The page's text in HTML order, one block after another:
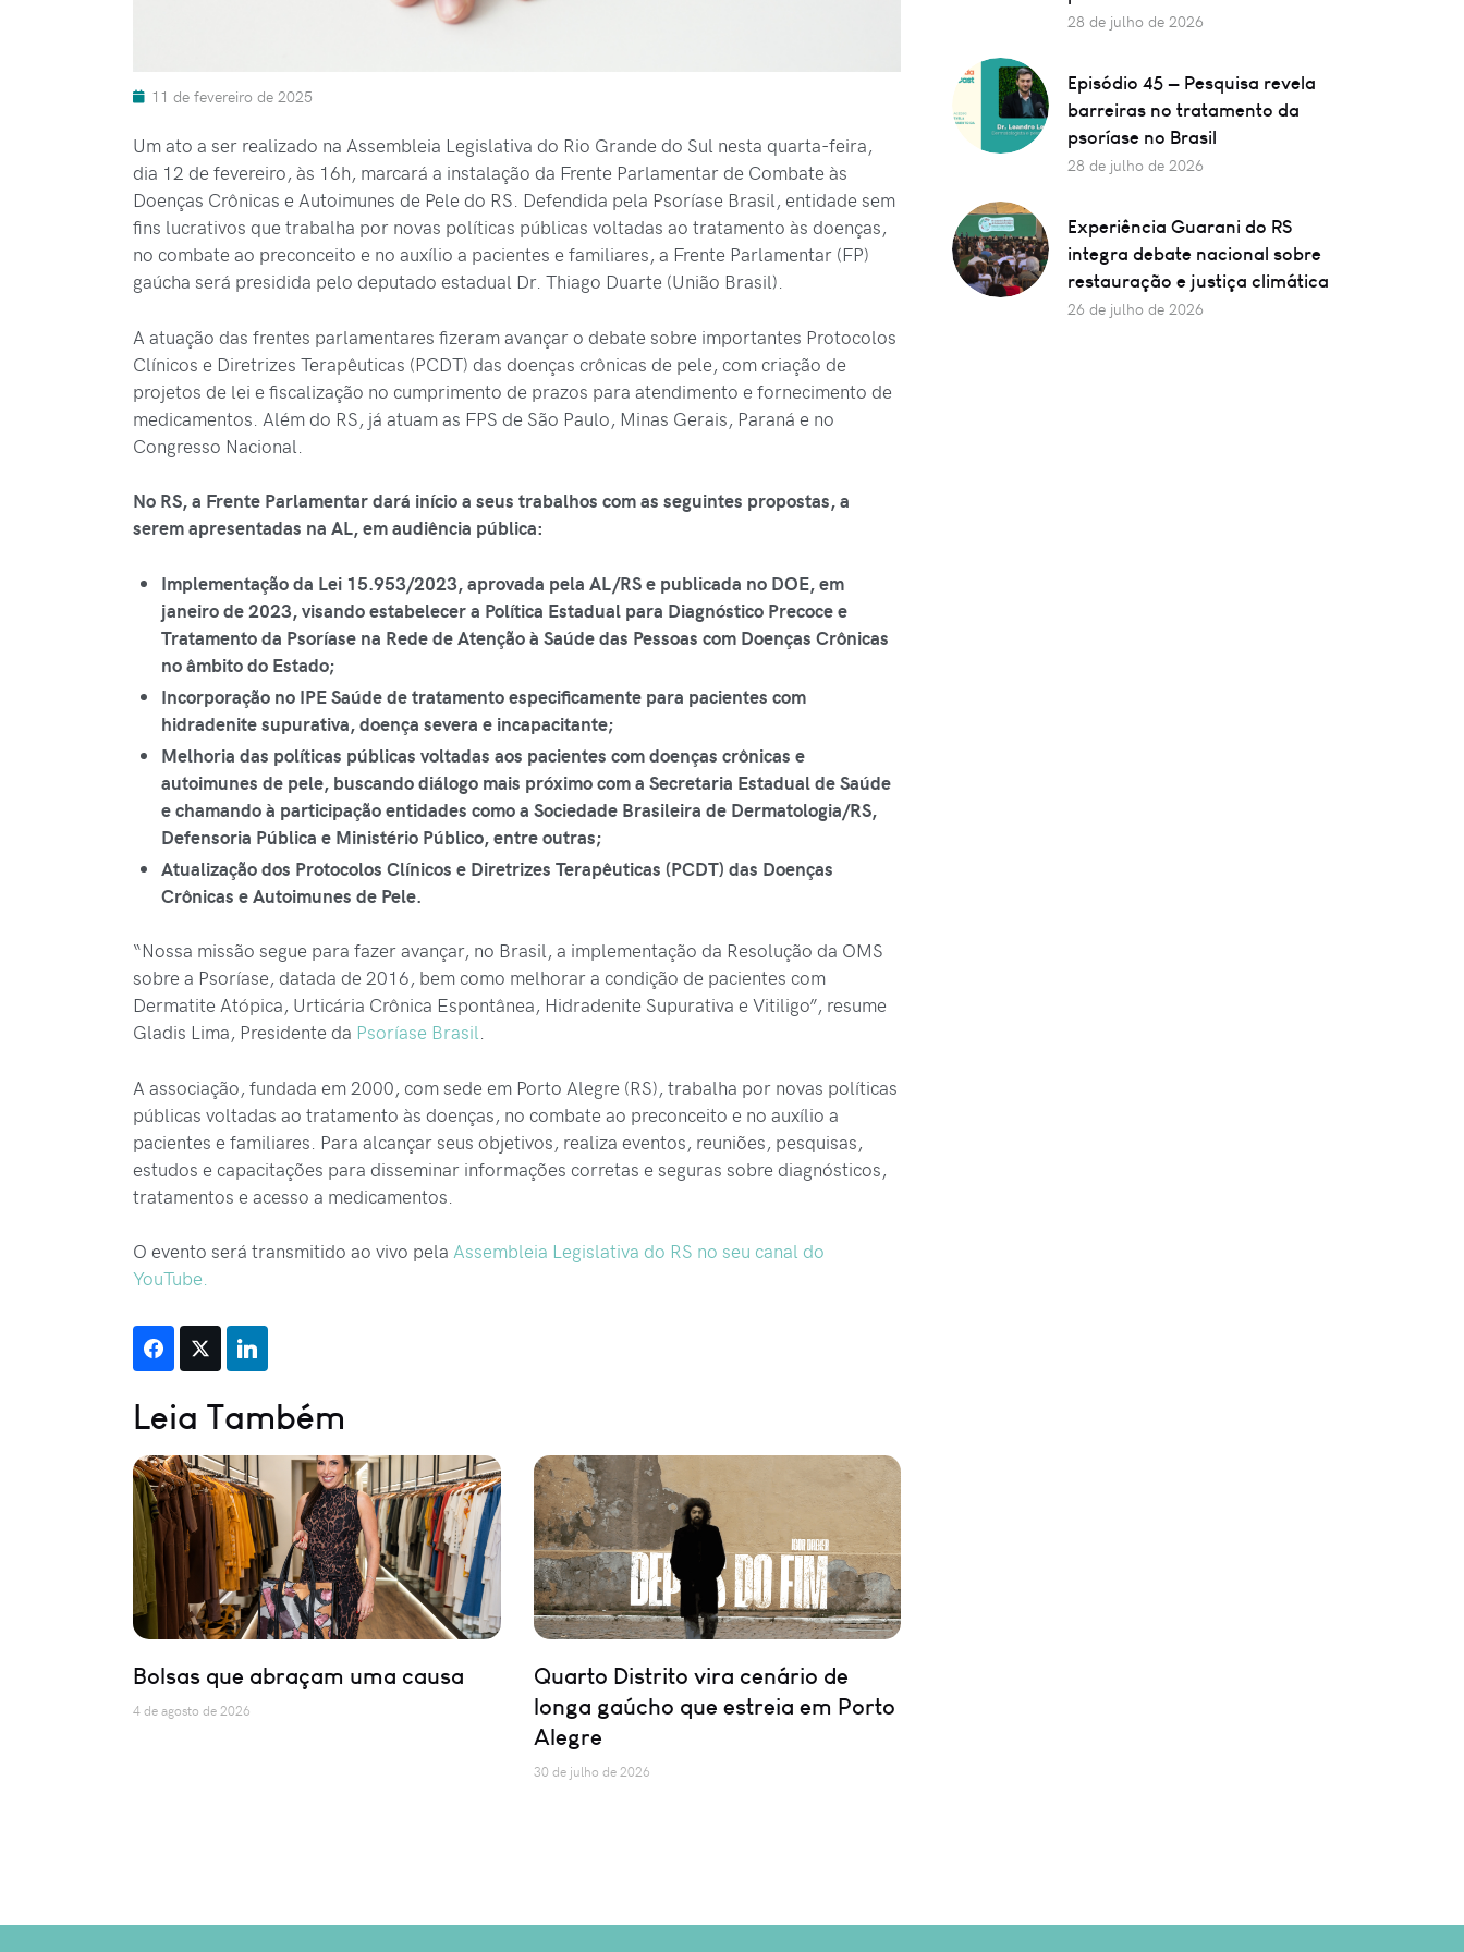
11 de fevereiro de 2025
Um ato a ser realizado na Assembleia Legislativa do Rio Grande do Sul nesta quarta-feira,
dia 12 de fevereiro, às 16h, marcará a instalação da Frente Parlamentar de Combate às
Doenças Crônicas e Autoimunes de Pele do RS. Defendida pela Psoríase Brasil, entidade sem
fins lucrativos que trabalha por novas políticas públicas voltadas ao tratamento às doenças,
no combate ao preconceito e no auxílio a pacientes e familiares, a Frente Parlamentar (FP)
gaúcha será presidida pelo deputado estadual Dr. Thiago Duarte (União Brasil).
A atuação das frentes parlamentares fizeram avançar o debate sobre importantes Protocolos
Clínicos e Diretrizes Terapêuticas (PCDT) das doenças crônicas de pele, com criação de
projetos de lei e fiscalização no cumprimento de prazos para atendimento e fornecimento de
medicamentos. Além do RS, já atuam as FPS de São Paulo, Minas Gerais, Paraná e no
Congresso Nacional.
No RS, a Frente Parlamentar dará início a seus trabalhos com as seguintes propostas, a
serem apresentadas na AL, em audiência pública:
Implementação da Lei 15.953/2023, aprovada pela AL/RS e publicada no DOE, em
janeiro de 2023, visando estabelecer a Política Estadual para Diagnóstico Precoce e
Tratamento da Psoríase na Rede de Atenção à Saúde das Pessoas com Doenças Crônicas
no âmbito do Estado;
Incorporação no IPE Saúde de tratamento especificamente para pacientes com
hidradenite supurativa, doença severa e incapacitante;
Melhoria das políticas públicas voltadas aos pacientes com doenças crônicas e
autoimunes de pele, buscando diálogo mais próximo com a Secretaria Estadual de Saúde
e chamando à participação entidades como a Sociedade Brasileira de Dermatologia/RS,
Defensoria Pública e Ministério Público, entre outras;
Atualização dos Protocolos Clínicos e Diretrizes Terapêuticas (PCDT) das Doenças
Crônicas e Autoimunes de Pele.
“Nossa missão segue para fazer avançar, no Brasil, a implementação da Resolução da OMS
sobre a Psoríase, datada de 2016, bem como melhorar a condição de pacientes com
Dermatite Atópica, Urticária Crônica Espontânea, Hidradenite Supurativa e Vitiligo”, resume
Gladis Lima, Presidente da Psoríase Brasil.
A associação, fundada em 2000, com sede em Porto Alegre (RS), trabalha por novas políticas
públicas voltadas ao tratamento às doenças, no combate ao preconceito e no auxílio a
pacientes e familiares. Para alcançar seus objetivos, realiza eventos, reuniões, pesquisas,
estudos e capacitações para disseminar informações corretas e seguras sobre diagnósticos,
tratamentos e acesso a medicamentos.
O evento será transmitido ao vivo pela Assembleia Legislativa do RS no seu canal do
YouTube.
Leia Também
Bolsas que abraçam uma causa
4 de agosto de 2026
Quarto Distrito vira cenário de
longa gaúcho que estreia em Porto
Alegre
30 de julho de 2026
28 de julho de 2026
Episódio 45 — Pesquisa revela
barreiras no tratamento da
psoríase no Brasil
28 de julho de 2026
Experiência Guarani do RS
integra debate nacional sobre
restauração e justiça climática
26 de julho de 2026